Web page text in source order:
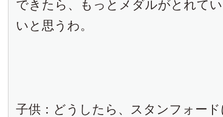
できたら、もっとメダルがとれて
いと思うわ。
子供：どうしたら、スタンフォー